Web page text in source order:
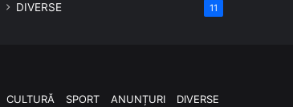
DIVERSE 11
CULTURĂ SPORT ANUNȚURI DIVERSE